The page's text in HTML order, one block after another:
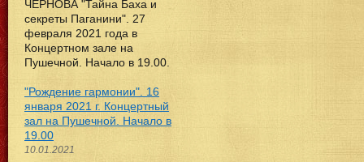
ЧЕРНОВА "Тайна Баха и
секреты Паганини". 27
февраля 2021 года в
Концертном зале на
Пушечной. Начало в 19.00.
"Рождение гармонии". 16
января 2021 г. Концертный
зал на Пушечной. Начало в
19.00
10.01.2021